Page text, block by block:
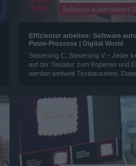
Effizienter arbeiten: Software
Paste-Prozesse | Digital World
Steuerung C, Steuerung V – Jeder
auf der Tastatur zum Kopieren und
werden weltweit Textbausteine,
Prozesse lassen sich smart